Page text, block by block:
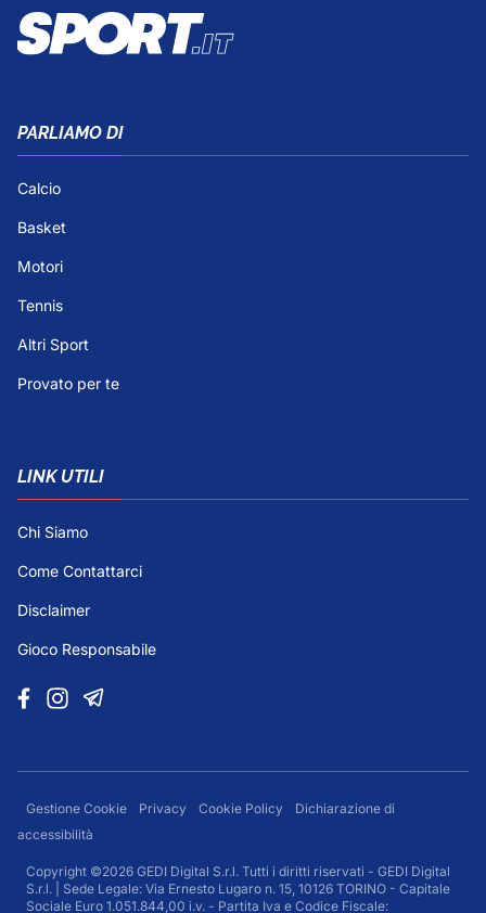
PARLIAMO DI
Calcio
Basket
Motori
Tennis
Altri Sport
Provato per te
LINK UTILI
Chi Siamo
Come Contattarci
Disclaimer
Gioco Responsabile
Gestione Cookie Privacy Cookie Policy
Dichiarazione di
accessibilità
Copyright ©2026 GEDI Digital S.r.l. Tutti i diritti riservati - GEDI Digital
S.r.l. | Sede Legale: Via Ernesto Lugaro n. 15, 10126 TORINO - Capitale
Sociale Euro 1.051.844,00 i.v. - Partita Iva e Codice Fiscale: